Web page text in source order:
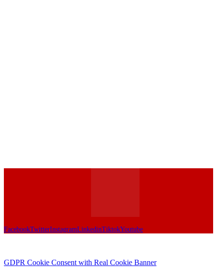
FacebookTwitterInstagramLinkedinTiktokYoutube
GDPR Cookie Consent with Real Cookie Banner